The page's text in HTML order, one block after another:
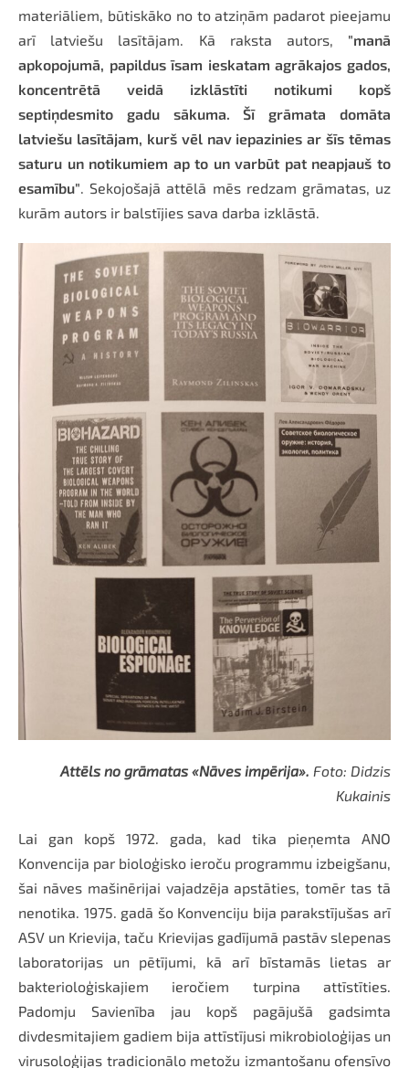
materiāliem, būtiskāko no to atziņām padarot pieejamu
arī latviešu lasītājam. Kā raksta autors, "manā
apkopojumā, papildus īsam ieskatam agrākajos gados,
koncentrētā veidā izklāstīti notikumi kopš
septiņdesmito gadu sākuma. Šī grāmata domāta
latviešu lasītājam, kurš vēl nav iepazinies ar šīs tēmas
saturu un notikumiem ap to un varbūt pat neapjauš to
esamību" . Sekojošajā attēlā mēs redzam grāmatas, uz
kurām autors ir balstījies sava darba izklāstā.
Attēls no grāmatas «Nāves impērija». Foto: Didzis
Kukainis
Lai gan kopš 1972. gada, kad tika pieņemta ANO
Konvencija par bioloģisko ieroču programmu izbeigšanu,
šai nāves mašinērijai vajadzēja apstāties, tomēr tas tā
nenotika. 1975. gadā šo Konvenciju bija parakstījušas arī
ASV un Krievija, taču Krievijas gadījumā pastāv slepenas
laboratorijas un pētījumi, kā arī bīstamās lietas ar
bakterioloģiskajiem ieročiem turpina attīstīties.
Padomju Savienība jau kopš pagājušā gadsimta
divdesmitajiem gadiem bija attīstījusi mikrobioloģijas un
virusoloģijas tradicionālo metožu izmantošanu ofensīvo